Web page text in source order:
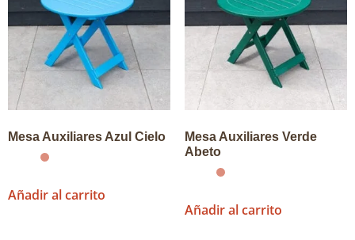
Mesa Auxiliares Azul Cielo
Añadir al carrito
Mesa Auxiliares Verde
Abeto
Añadir al carrito